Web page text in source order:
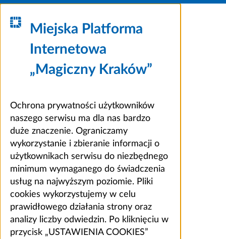
Miejska Platforma
Internetowa
„Magiczny Kraków”
Ochrona prywatności użytkowników
naszego serwisu ma dla nas bardzo
duże znaczenie. Ograniczamy
wykorzystanie i zbieranie informacji o
użytkownikach serwisu do niezbędnego
minimum wymaganego do świadczenia
usług na najwyższym poziomie. Pliki
cookies wykorzystujemy w celu
prawidłowego działania strony oraz
analizy liczby odwiedzin. Po kliknięciu w
przycisk „USTAWIENIA COOKIES”